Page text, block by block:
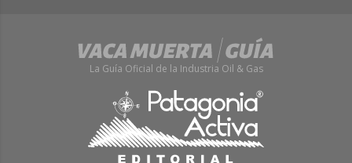
La Guía Oficial de la Industria Oil & Gas